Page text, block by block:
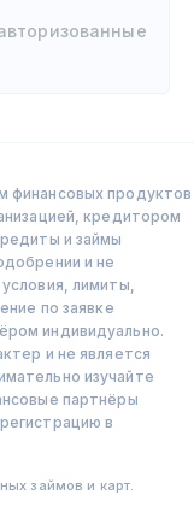
финансовых продуктов
кредитором
и займы
и не
лимиты,
по заявке
индивидуально.
и не является
изучайте
партнёры
в
займов и карт.